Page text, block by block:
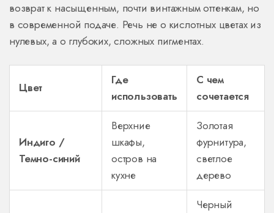
возврат к насыщенным, почти винтажным оттенкам, но
в современной подаче. Речь не о кислотных цветах из
нулевых, а о глубоких, сложных пигментах.
Цвет
Где
использовать
С чем
сочетается
Индиго /
Темно-синий
Верхние
шкафы,
остров на
кухне
Золотая
фурнитура,
светлое
дерево
Черный